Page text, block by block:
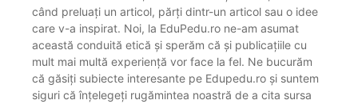
când preluați un articol, părți dintr-un articol sau o idee
care v-a inspirat. Noi, la EduPedu.ro ne-am asumat
această conduită etică și sperăm că și publicațiile cu
mult mai multă experiență vor face la fel. Ne bucurăm
că găsiți subiecte interesante pe Edupedu.ro și suntem
siguri că înțelegeți rugămintea noastră de a cita sursa